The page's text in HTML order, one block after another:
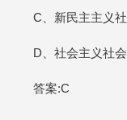
C、新民主主义
D、社会主义社会
答案:C